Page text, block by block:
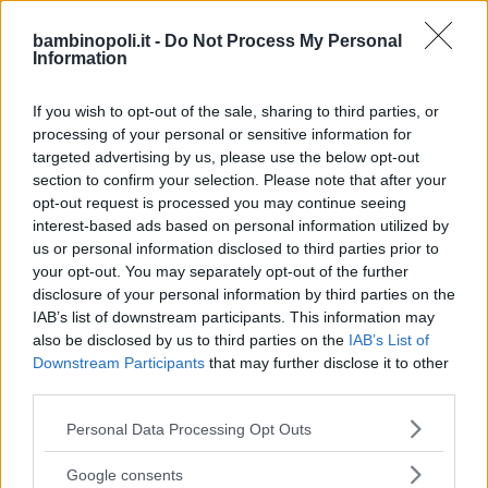
bambinopoli.it - Do Not Process My Personal
Information
If you wish to opt-out of the sale, sharing to third parties, or
processing of your personal or sensitive information for
targeted advertising by us, please use the below opt-out
section to confirm your selection. Please note that after your
opt-out request is processed you may continue seeing
interest-based ads based on personal information utilized by
us or personal information disclosed to third parties prior to
your opt-out. You may separately opt-out of the further
disclosure of your personal information by third parties on the
IAB’s list of downstream participants. This information may
also be disclosed by us to third parties on the IAB’s List of
Downstream Participants that may further disclose it to other
Please note that this website/app uses one or more Google
not limited to your visit or usage behaviour. You may click to
Personal Data Processing Opt Outs
Google consents
Centro di cultura Rishi
SICILIA
NUOTO ACQUATICITÀ • DANZA ARTI MARZIALI
Gotha Club